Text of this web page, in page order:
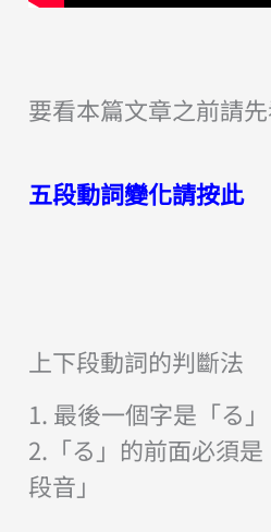
要看本篇文章之前請
五段動詞變化請按此
上下段動詞的判斷法
1. 最後一個字是「る」
2.「る」的前面必須
段音」